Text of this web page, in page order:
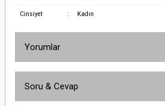
Cinsiyet : Kadın
Yorumlar
Soru & Cevap